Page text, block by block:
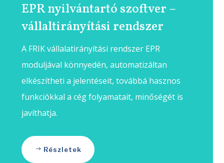
EPR nyilvántartó szoftver –
vállaltirányítási rendszer
A FRIK vállalatirányítási rendszer EPR
moduljával könnyedén, automatizáltan
elkészítheti a jelentéseit, továbbá hasznos
funkciókkal a cég folyamatait, minőségét is
javíthatja.
Részletek